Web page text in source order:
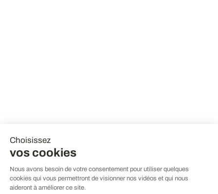
Choisissez
vos cookies
Nous avons besoin de votre consentement pour utiliser quelques
cookies qui vous permettront de visionner nos vidéos et qui nous
aideront à améliorer ce site.